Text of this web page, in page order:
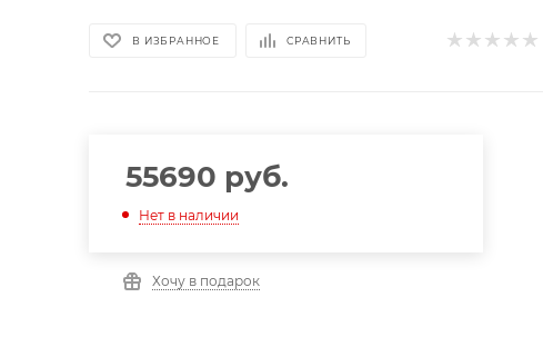
В ИЗБРАННОЕ СРАВНИТЬ
55690 руб.
Нет в наличии
Хочу в подарок